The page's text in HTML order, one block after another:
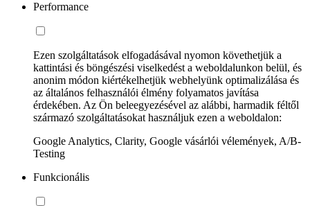
Performance
Ezen szolgáltatások elfogadásával nyomon követhetjük a
kattintási és böngészési viselkedést a weboldalunkon belül, és
anonim módon kiértékelhetjük webhelyünk optimalizálása és
az általános felhasználói élmény folyamatos javítása
érdekében. Az Ön beleegyezésével az alábbi, harmadik féltől
származó szolgáltatásokat használjuk ezen a weboldalon:
Google Analytics, Clarity, Google vásárlói vélemények, A/B-
Testing
Funkcionális